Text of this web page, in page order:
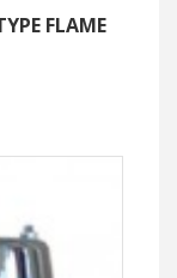
FLAME